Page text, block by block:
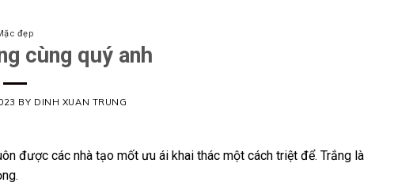
đẹp
cùng quý anh
BY DINH XUAN TRUNG
được các nhà tạo mốt ưu ái khai thác một cách triệt để. Trắng là